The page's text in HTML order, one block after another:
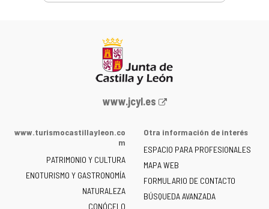
Portal
la
de
Castilla
y
León
www.jcyl.es
www.turismocastillayleon.co
m
PATRIMONIO Y CULTURA
ENOTURISMO Y GASTRONOMÍA
NATURALEZA
CONÓCELO
Otra información de interés
ESPACIO PARA PROFESIONALES
MAPA WEB
FORMULARIO DE CONTACTO
BÚSQUEDA AVANZADA